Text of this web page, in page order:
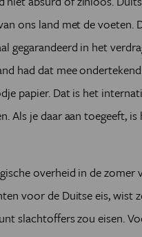
ons land met de voeten.
gegarandeerd in het
had dat mee
papier. Dat is het
Als je daar aan toegeeft, is
overheid in de zomer
voor de Duitse eis, wist
slachtoffers zou eisen.